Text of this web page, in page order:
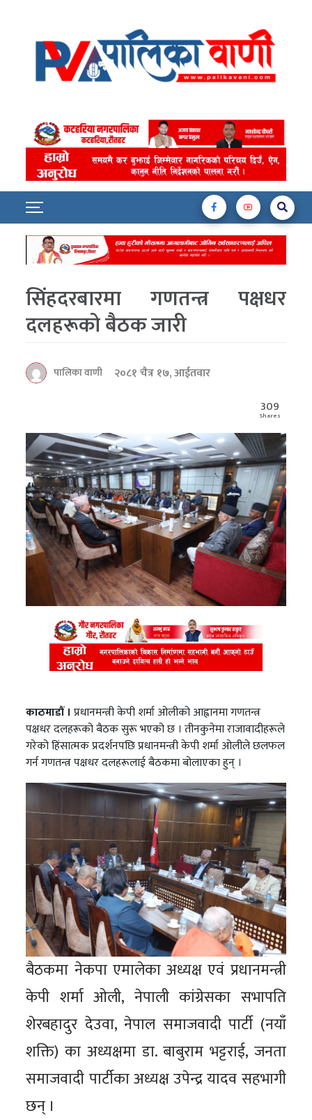
सिंहदरबारमा गणतन्त्र पक्षधर
दलहरूको बैठक जारी
पालिका वाणी
२०८१ चैत्र १७, आईतवार
309
Shares
काठमाडौं ।प्रधानमन्त्री केपी शर्मा ओलीको आह्वानमा गणतन्त्र
पक्षधर दलहरूको बैठक सुरू भएको छ । तीनकुनेमा राजावादीहरूले
गरेको हिंसात्मक प्रदर्शनपछि प्रधानमन्त्री केपी शर्मा ओलीले छलफल
गर्न गणतन्त्र पक्षधर दलहरूलाई बैठकमा बोलाएका हुन् ।
बैठकमा नेकपा एमालेका अध्यक्ष एवं प्रधानमन्त्री
केपी शर्मा ओली, नेपाली कांग्रेसका सभापति
शेरबहादुर देउवा, नेपाल समाजवादी पार्टी (नयाँ
शक्ति) का अध्यक्षमा डा. बाबुराम भट्टराई, जनता
समाजवादी पार्टीका अध्यक्ष उपेन्द्र यादव सहभागी
छन् ।